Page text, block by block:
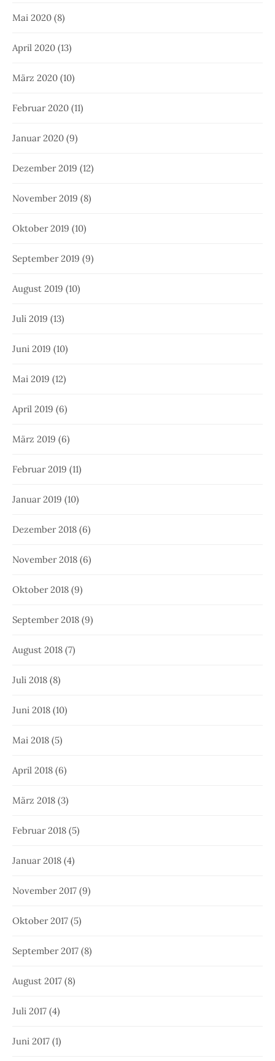
Mai 2020 (8)
April 2020 (13)
März 2020 (10)
Februar 2020 (11)
Januar 2020 (9)
Dezember 2019 (12)
November 2019 (8)
Oktober 2019 (10)
September 2019 (9)
August 2019 (10)
Juli 2019 (13)
Juni 2019 (10)
Mai 2019 (12)
April 2019 (6)
März 2019 (6)
Februar 2019 (11)
Januar 2019 (10)
Dezember 2018 (6)
November 2018 (6)
Oktober 2018 (9)
September 2018 (9)
August 2018 (7)
Juli 2018 (8)
Juni 2018 (10)
Mai 2018 (5)
April 2018 (6)
März 2018 (3)
Februar 2018 (5)
Januar 2018 (4)
November 2017 (9)
Oktober 2017 (5)
September 2017 (8)
August 2017 (8)
Juli 2017 (4)
Juni 2017 (1)